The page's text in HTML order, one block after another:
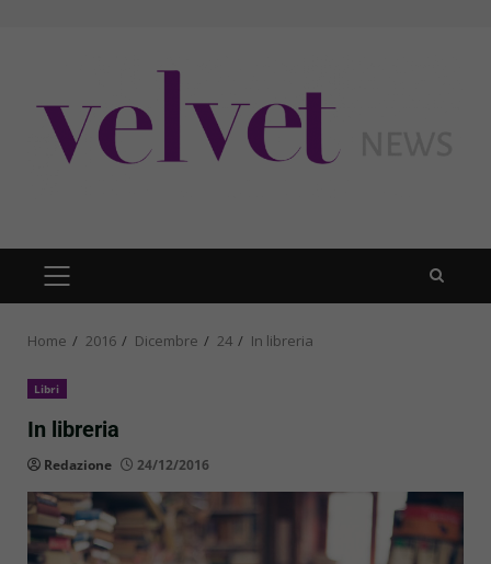
PRIMARY
MENU
Home 2016 Dicembre 24 In libreria
Libri
In libreria
Redazione 24/12/2016